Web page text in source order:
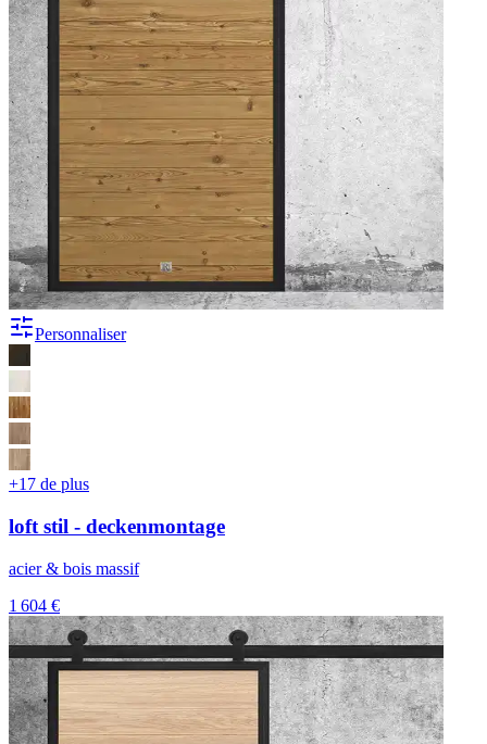
Personnaliser
+17 de plus
loft stil - deckenmontage
acier & bois massif
1 604 €